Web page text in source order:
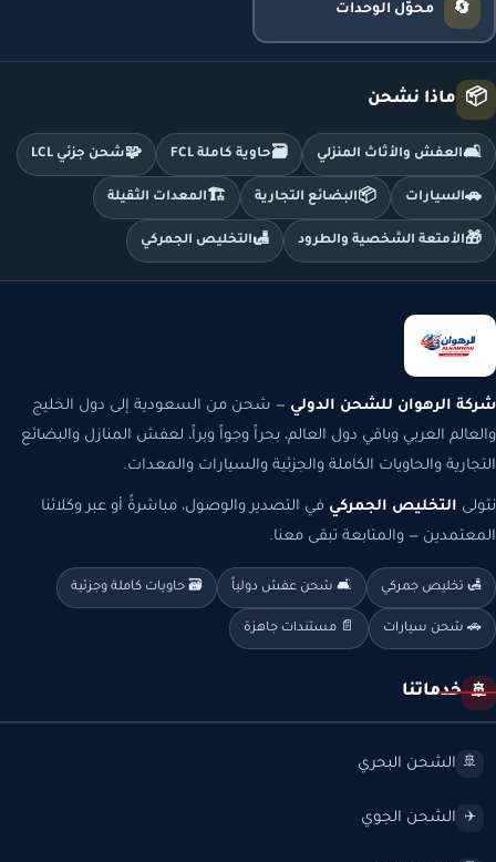
🔄 محوّل الوحدات
📦 ماذا نشحن
🛋️العفش والأثاث المنزلي 🗃️حاوية كاملة FCL 🧩شحن جزئي LCL
🚗السيارات 📦البضائع التجارية 🏗️المعدات الثقيلة
🎁الأمتعة الشخصية والطرود 🛃التخليص الجمركي
شركة الرهوان للشحن الدولي — شحن من السعودية إلى دول الخليج
والعالم العربي وباقي دول العالم، بحراً وجواً وبراً، لعفش المنازل والبضائع
التجارية والحاويات الكاملة والجزئية والسيارات والمعدات.
نتولى التخليص الجمركي في التصدير والوصول، مباشرةً أو عبر وكلائنا
المعتمدين — والمتابعة تبقى معنا.
🛃 تخليص جمركي 🛋️ شحن عفش دولياً 🗃️ حاويات كاملة وجزئية
🚗 شحن سيارات 📄 مستندات جاهزة
🚢 خدماتنا
🚢 الشحن البحري
✈️ الشحن الجوي